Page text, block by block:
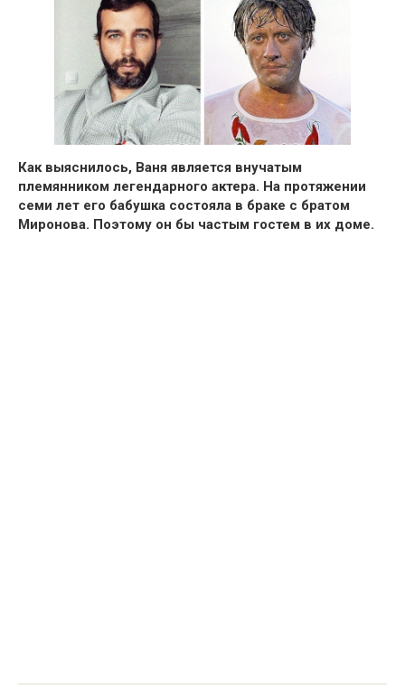
Как выяснилось, Ваня является внучатым
племянником легендарного актера. На протяжении
семи лет его бабушка состояла в браке с братом
Миронова. Поэтому он бы частым гостем в их доме.